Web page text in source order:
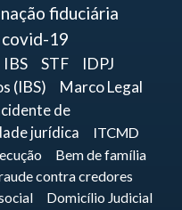
fiduciária
covid-19
IBS STF
IDPJ
(IBS)
Marco Legal
de
jurídica
ITCMD
Bem de família
contra credores
Domicílio Judicial